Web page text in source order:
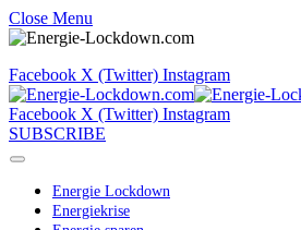
Close Menu
Facebook X (Twitter) Instagram
Facebook X (Twitter) Instagram
SUBSCRIBE
Energie Lockdown
Energiekrise